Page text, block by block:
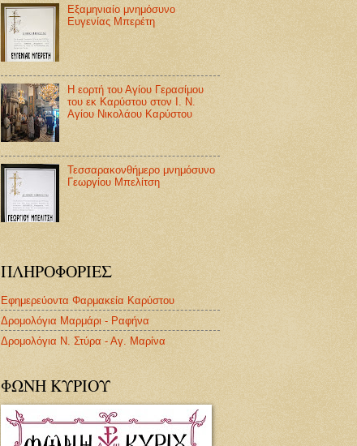
Εξαμηνιαίο μνημόσυνο
Ευγενίας Μπερέτη
Η εορτή του Αγίου Γερασίμου
του εκ Καρύστου στον Ι. Ν.
Αγίου Νικολάου Καρύστου
Τεσσαρακονθήμερο μνημόσυνο
Γεωργίου Μπελίτση
ΠΛΗΡΟΦΟΡΙΕΣ
Εφημερεύοντα Φαρμακεία Καρύστου
Δρομολόγια Μαρμάρι - Ραφήνα
Δρομολόγια Ν. Στύρα - Αγ. Μαρίνα
ΦΩΝΗ ΚΥΡΙΟΥ